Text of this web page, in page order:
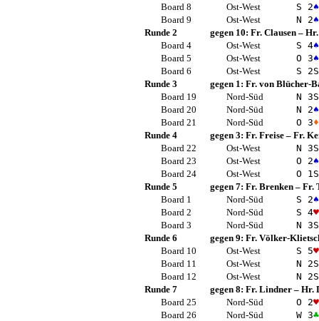
Board 8
Ost-West S 2♠
Board 9
Ost-West N 2♠
Runde 2
gegen 10: Fr. Clausen –
Board 4
Ost-West S 4♠
Board 5
Ost-West O 3♠
Board 6
Ost-West S 2
Runde 3
gegen 1: Fr. von Blücher-
Board 19
Nord-Süd N 3
Board 20
Nord-Süd N 2♠
Board 21
Nord-Süd O 3♦
Runde 4
gegen 3: Fr. Freise – Fr.
Board 22
Ost-West N 3
Board 23
Ost-West O 2♠
Board 24
Ost-West O 1
Runde 5
gegen 7: Fr. Brenken – Fr.
Board 1
Nord-Süd S 2♠
Board 2
Nord-Süd S 4♥
Board 3
Nord-Süd N 3
Runde 6
gegen 9: Fr. Völker-
Board 10
Ost-West S 5♥
Board 11
Ost-West N 2
Board 12
Ost-West N 2
Runde 7
gegen 8: Fr. Lindner – Hr.
Board 25
Nord-Süd O 2♥
Board 26
Nord-Süd W 3♣